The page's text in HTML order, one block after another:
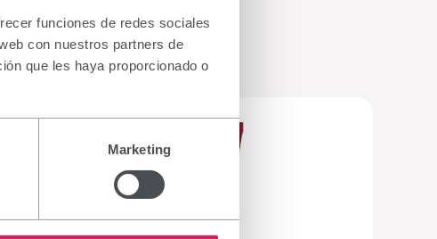
funciones de redes sociales
con nuestros partners de
que les haya proporcionado o
Marketing